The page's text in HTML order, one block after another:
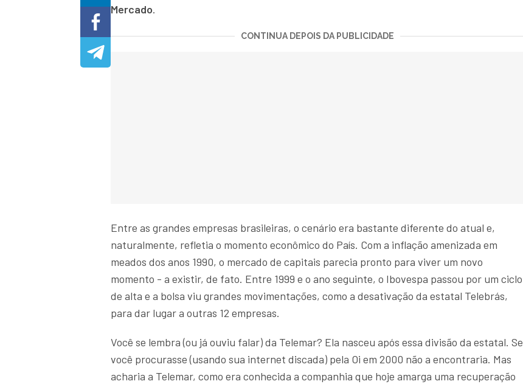
Mercado.
CONTINUA DEPOIS DA PUBLICIDADE
Entre as grandes empresas brasileiras, o cenário era bastante diferente do atual e,
naturalmente, refletia o momento econômico do País. Com a inflação amenizada em
meados dos anos 1990, o mercado de capitais parecia pronto para viver um novo
momento - a existir, de fato. Entre 1999 e o ano seguinte, o Ibovespa passou por um ciclo
de alta e a bolsa viu grandes movimentações, como a desativação da estatal Telebrás,
para dar lugar a outras 12 empresas.
Você se lembra (ou já ouviu falar) da Telemar? Ela nasceu após essa divisão da estatal. Se
você procurasse (usando sua internet discada) pela Oi em 2000 não a encontraria. Mas
acharia a Telemar, como era conhecida a companhia que hoje amarga uma recuperação